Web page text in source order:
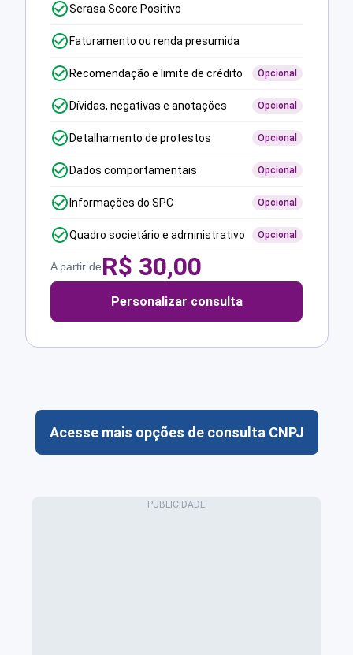
Serasa Score Positivo
Faturamento ou renda presumida
Recomendação e limite de crédito Opcional
Dívidas, negativas e anotações Opcional
Detalhamento de protestos Opcional
Dados comportamentais Opcional
Informações do SPC Opcional
Quadro societário e administrativo Opcional
A partir deR$ 30,00
Personalizar consulta
Acesse mais opções de consulta CNPJ